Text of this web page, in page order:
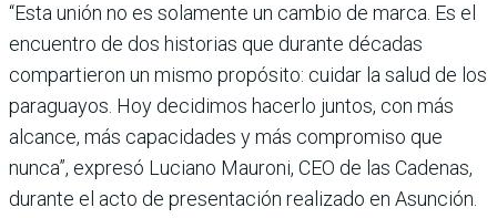
“Esta unión no es solamente un cambio de marca. Es el
encuentro de dos historias que durante décadas
compartieron un mismo propósito: cuidar la salud de los
paraguayos. Hoy decidimos hacerlo juntos, con más
alcance, más capacidades y más compromiso que
nunca”, expresó Luciano Mauroni, CEO de las Cadenas,
durante el acto de presentación realizado en Asunción.